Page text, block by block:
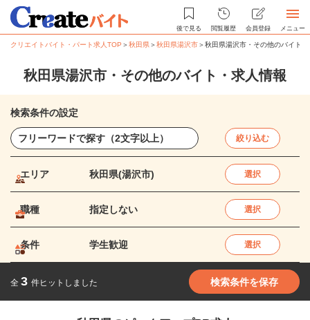
後で見る 閲覧履歴 会員登録 メニュー
クリエイトバイト・パート求人TOP ＞秋田県＞秋田県湯沢市＞秋田県湯沢市・その他のバイト
秋田県湯沢市・その他のバイト・求人情報
検索条件の設定
絞り込む
エリア 秋田県(湯沢市) 選択
職種 指定しない 選択
条件 学生歓迎 選択
全 3 件ヒットしました 検索条件を保存